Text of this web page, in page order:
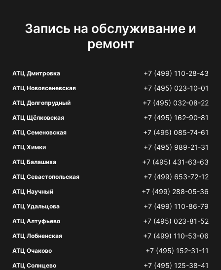
Запись на обслуживание и
ремонт
АТЦ Дмитровка +7 (499) 110-28-43
АТЦ Новоясеневская +7 (495) 023-10-01
АТЦ Долгопрудный +7 (495) 032-08-22
АТЦ Щёлковская +7 (495) 162-90-81
АТЦ Семеновская +7 (495) 085-74-61
АТЦ Химки +7 (495) 989-21-31
АТЦ Балашиха +7 (495) 431-63-63
АТЦ Севастопольская +7 (499) 653-72-12
АТЦ Научный +7 (499) 288-05-36
АТЦ Удальцова +7 (499) 110-86-79
АТЦ Алтуфьево +7 (495) 023-81-52
АТЦ Лобненская +7 (499) 110-53-06
АТЦ Очаково +7 (495) 152-31-11
АТЦ Солнцево +7 (495) 125-38-41